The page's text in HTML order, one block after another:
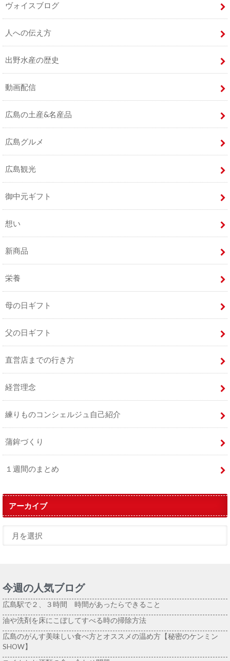
ヴォイスブログ
人への伝え方
出野水産の歴史
動画配信
広島の土産&名産品
広島グルメ
広島観光
御中元ギフト
想い
新商品
栄養
母の日ギフト
父の日ギフト
直営店までの行き方
経営理念
練りものコンシェルジュ自己紹介
蒲鉾づくり
１週間のまとめ
アーカイブ
今週の人気ブログ
広島駅で２、３時間 時間があったらできること
油や洗剤を床にこぼしてすべる時の掃除方法
広島のがんす美味しい食べ方とオススメの温め方【秘密のケンミン
SHOW】